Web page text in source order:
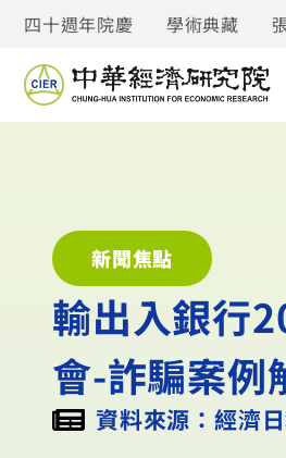
四十週年院慶 學術典藏
新聞焦點
輸出入銀行
會-詐騙案
資料來源：經濟